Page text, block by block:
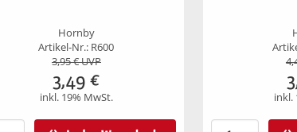
Hornby
Artikel-Nr.: R600
3,95€ UVP
3,49 €
inkl. 19% MwSt. inkl.